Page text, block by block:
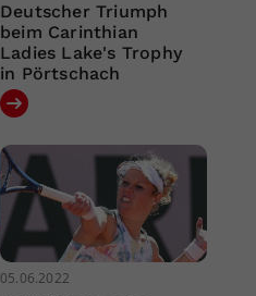
Deutscher Triumph
beim Carinthian
Ladies Lake's Trophy
in Pörtschach
05.06.2022